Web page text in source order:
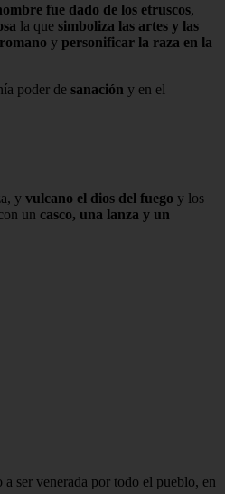
fue dado de los etruscos,
la que simboliza las artes y las
y personificar la raza en la
poder de sanación y en el
y vulcano el dios del fuego y los
un casco, una lanza y un
ser venerada por todo el pueblo, en